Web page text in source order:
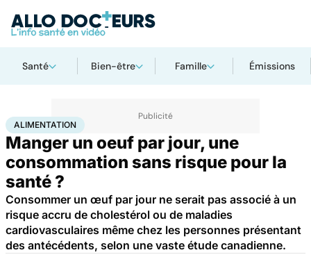
Santé Bien-être Famille Émissions
AccueilBien-être Nutrition Alimentation
ALIMENTATION
Manger un oeuf par jour, une
consommation sans risque pour la
santé ?
Consommer un œuf par jour ne serait pas associé à un
risque accru de cholestérol ou de maladies
cardiovasculaires même chez les personnes présentant
des antécédents, selon une vaste étude canadienne.